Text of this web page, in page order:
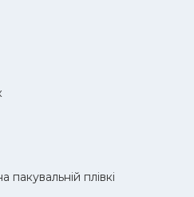
плівкі